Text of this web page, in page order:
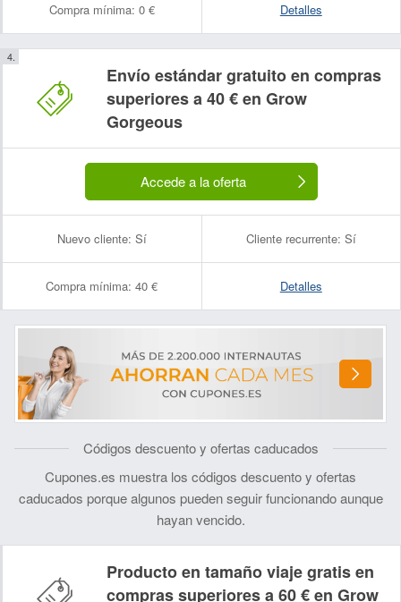
Compra mínima: 0 € Detalles
Envío estándar gratuito en compras
superiores a 40 € en Grow
Gorgeous
Accede a la oferta
Nuevo cliente: Sí Cliente recurrente: Sí
Compra mínima: 40 € Detalles
Códigos descuento y ofertas caducados
Cupones.es muestra los códigos descuento y ofertas
caducados porque algunos pueden seguir funcionando aunque
hayan vencido.
Producto en tamaño viaje gratis en
compras superiores a 60 € en Grow